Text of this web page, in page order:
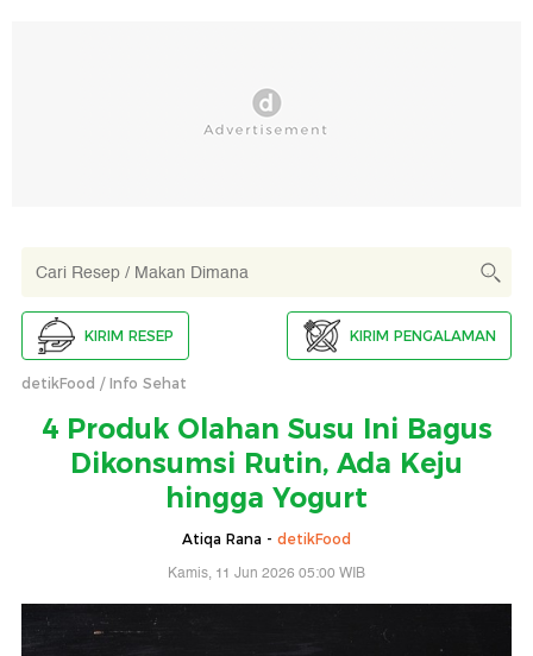
KIRIM RESEP KIRIM PENGALAMAN
detikFood Info Sehat
4 Produk Olahan Susu Ini Bagus
Dikonsumsi Rutin, Ada Keju
hingga Yogurt
Atiqa Rana - detikFood
Kamis, 11 Jun 2026 05:00 WIB